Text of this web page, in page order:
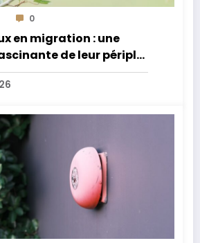
0
en migration : une
de leur périple